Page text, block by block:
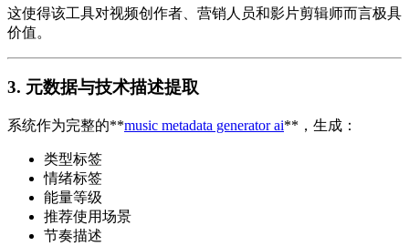
这使得该工具对视频创作者、营销人员和影片剪辑师而言极具
价值。
3. 元数据与技术描述提取
系统作为完整的**music metadata generator ai**，生成：
类型标签
情绪标签
能量等级
推荐使用场景
节奏描述